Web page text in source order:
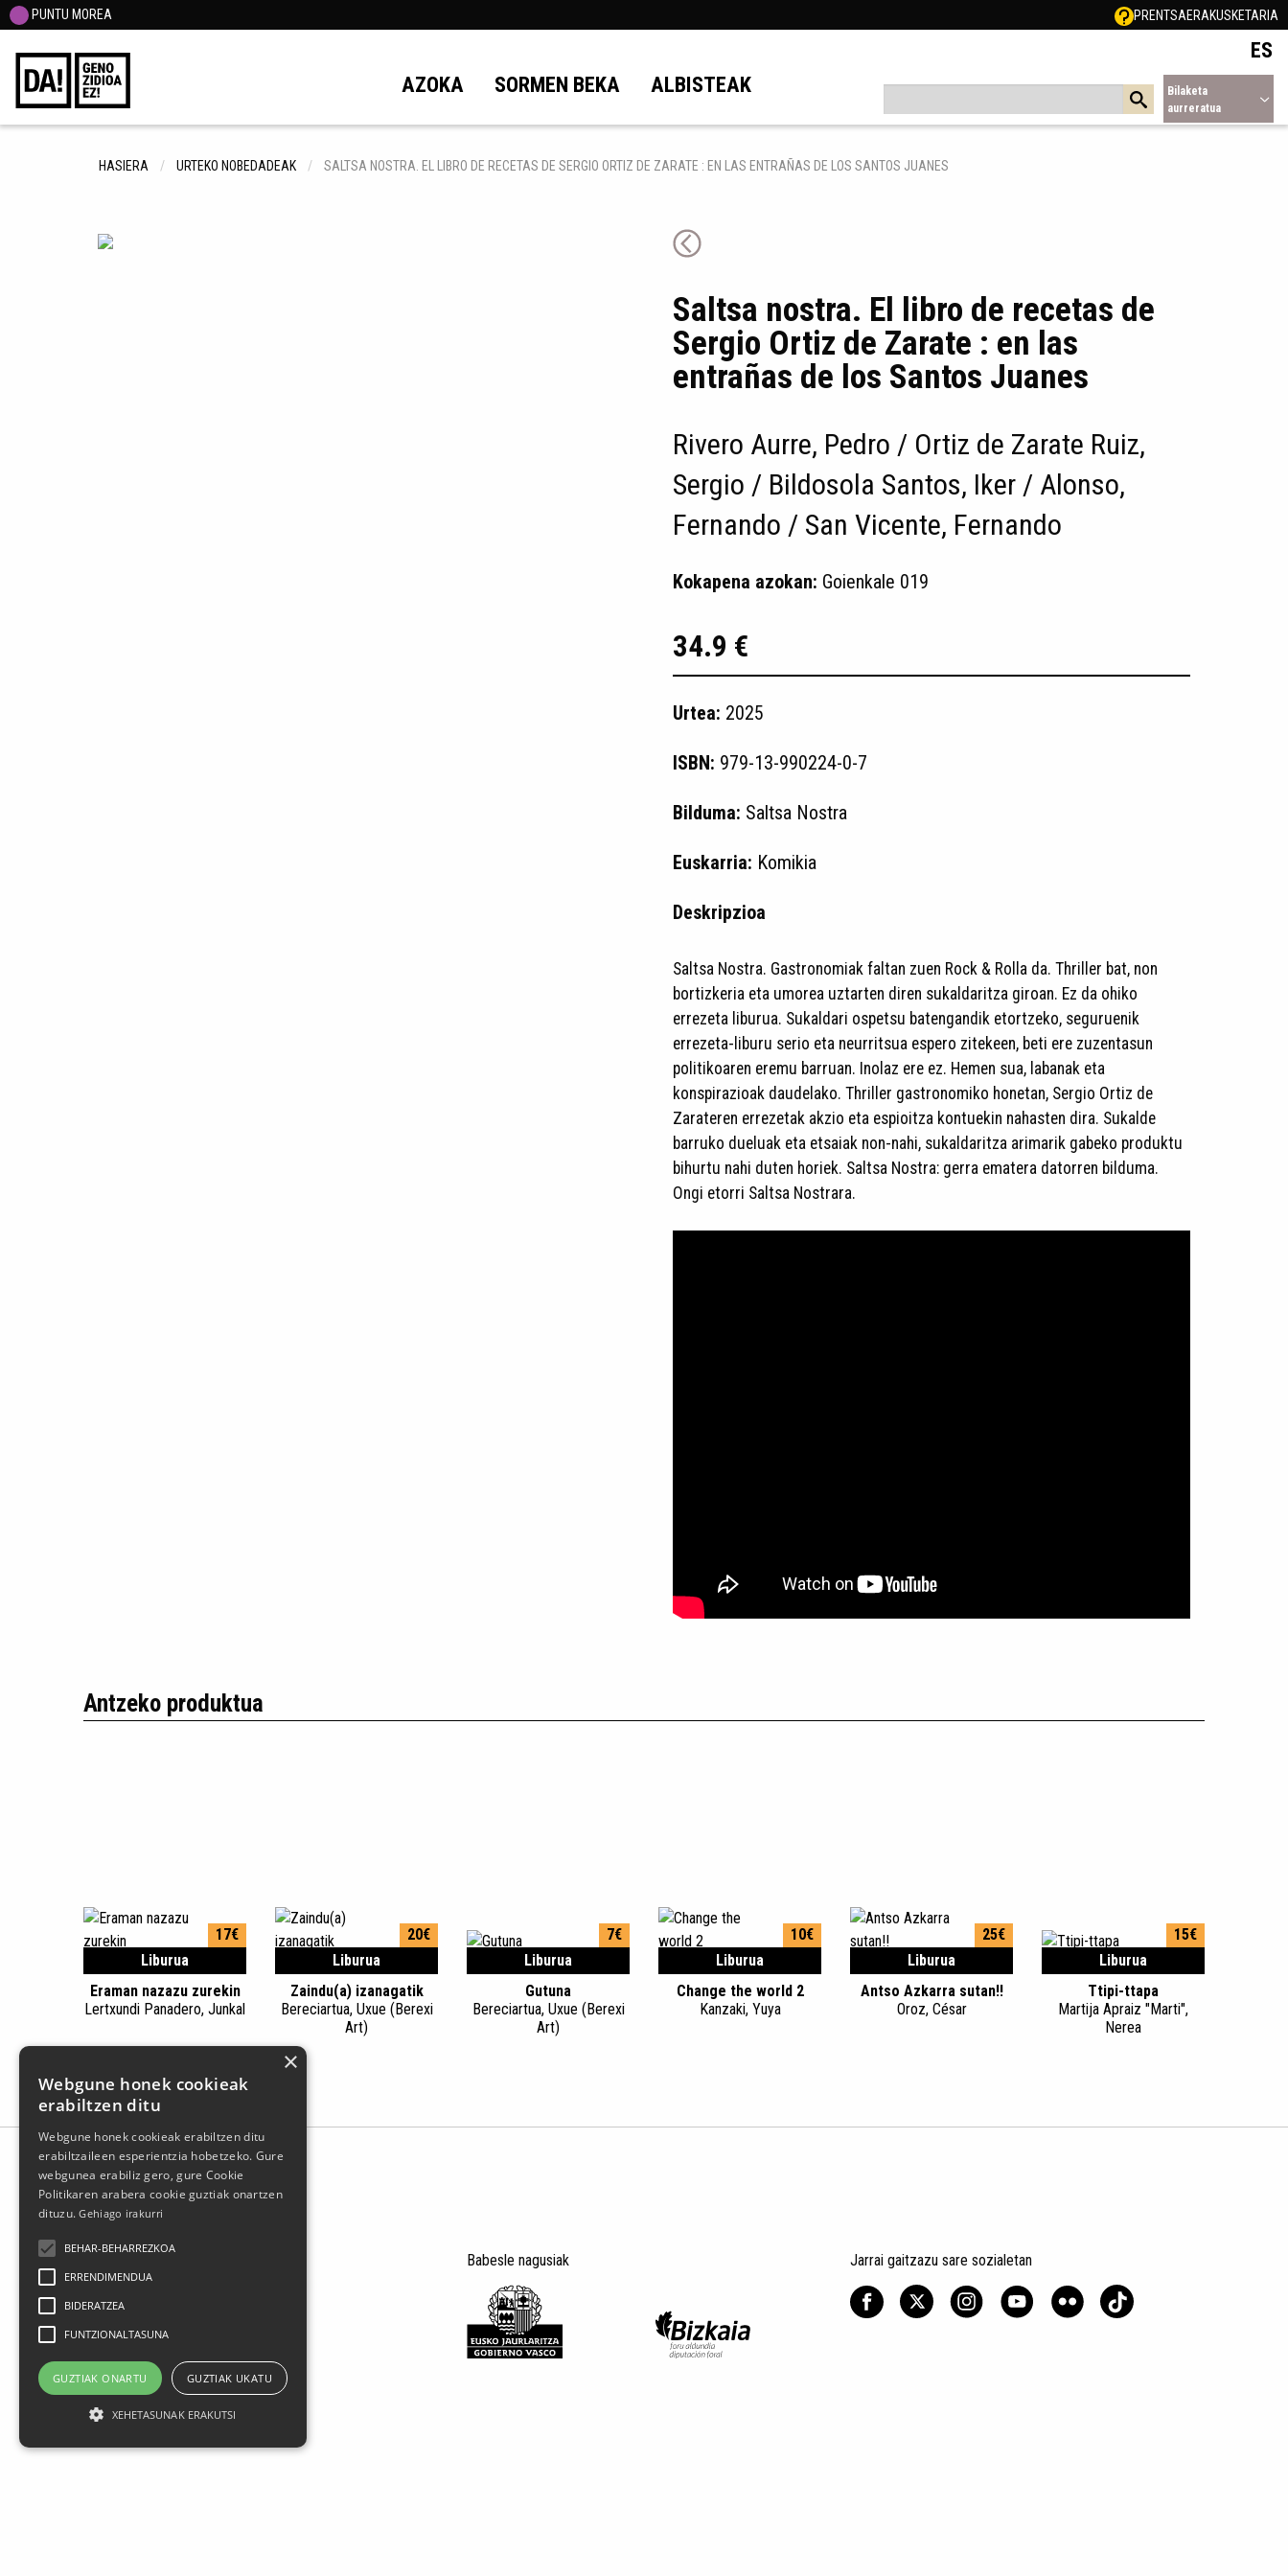
PUNTU MOREA PRENTSAERAKUSKETARIA
AZOKA SORMEN BEKA ALBISTEAK
ES
Bilaketa
aurreratua
HASIERA URTEKO NOBEDADEAK SALTSA NOSTRA. EL LIBRO DE RECETAS DE SERGIO ORTIZ DE ZARATE : EN LAS ENTRAÑAS DE LOS SANTOS JUANES
Saltsa nostra. El libro de recetas de
Sergio Ortiz de Zarate : en las
entrañas de los Santos Juanes
Rivero Aurre, Pedro / Ortiz de Zarate Ruiz,
Sergio / Bildosola Santos, Iker / Alonso,
Fernando / San Vicente, Fernando
Kokapena azokan: Goienkale 019
34.9 €
Urtea: 2025
ISBN: 979-13-990224-0-7
Bilduma: Saltsa Nostra
Euskarria: Komikia
Deskripzioa
Saltsa Nostra. Gastronomiak faltan zuen Rock & Rolla da. Thriller bat, non
bortizkeria eta umorea uztarten diren sukaldaritza giroan. Ez da ohiko
errezeta liburua. Sukaldari ospetsu batengandik etortzeko, seguruenik
errezeta-liburu serio eta neurritsua espero zitekeen, beti ere zuzentasun
politikoaren eremu barruan. Inolaz ere ez. Hemen sua, labanak eta
konspirazioak daudelako. Thriller gastronomiko honetan, Sergio Ortiz de
Zarateren errezetak akzio eta espioitza kontuekin nahasten dira. Sukalde
barruko dueluak eta etsaiak non-nahi, sukaldaritza arimarik gabeko produktu
bihurtu nahi duten horiek. Saltsa Nostra: gerra ematera datorren bilduma.
Ongi etorri Saltsa Nostrara.
Antzeko produktua
Liburua
17€
Eraman nazazu zurekin
Lertxundi Panadero, Junkal
Liburua
20€
Zaindu(a) izanagatik
Bereciartua, Uxue (Berexi
Art)
Liburua
7€
Gutuna
Bereciartua, Uxue (Berexi
Art)
Liburua
10€
Change the world 2
Kanzaki, Yuya
Liburua
25€
Antso Azkarra sutan!!
Oroz, César
Liburua
15€
Ttipi-ttapa
Martija Apraiz "Marti",
Nerea
Larrasoloeta, 3 48200 Durango
Tel.: 94 681 80 66
gerediaga@durangokoazoka.eus
Babesle nagusiak Jarrai gaitzazu sare sozialetan
×
Webgune honek cookieak
erabiltzen ditu
Webgune honek cookieak erabiltzen ditu
erabiltzaileen esperientzia hobetzeko. Gure
webgunea erabiliz gero, gure Cookie
Politikaren arabera cookie guztiak onartzen
dituzu.Gehiago irakurri
BEHAR-BEHARREZKOA
ERRENDIMENDUA
BIDERATZEA
FUNTZIONALTASUNA
GUZTIAK ONARTU GUZTIAK UKATU
XEHETASUNAK ERAKUTSI